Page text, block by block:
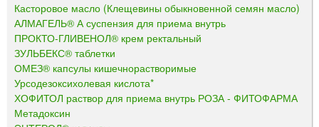
Касторовое масло (Клещевины обыкновенной семян масло)
АЛМАГЕЛЬ® А суспензия для приема внутрь
ПРОКТО-ГЛИВЕНОЛ® крем ректальный
ЗУЛЬБЕКС® таблетки
ОМЕЗ® капсулы кишечнорастворимые
Урсодезоксихолевая кислота*
ХОФИТОЛ раствор для приема внутрь РОЗА - ФИТОФАРМА
Метадоксин